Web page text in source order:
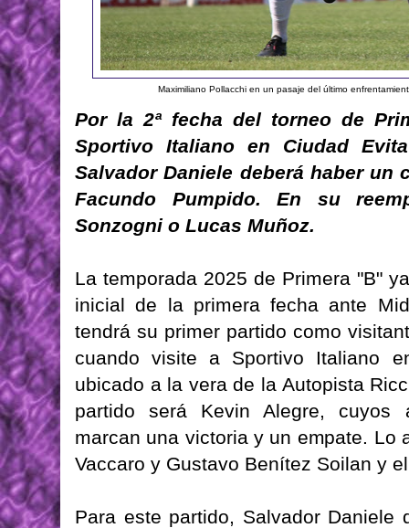
Maximiliano Pollacchi en un pasaje del último
Por la 2ª fecha del torneo de
Sportivo Italiano en Ciudad
Salvador Daniele deberá haber
Facundo Pumpido. En su
Sonzogni o Lucas Muñoz.
La temporada 2025 de Primera "B"
inicial de la primera fecha ante
tendrá su primer partido como
cuando visite a Sportivo Italiano
ubicado a la vera de la Autopista
partido será Kevin Alegre, cuyos
marcan una victoria y un empate. Lo
Vaccaro y Gustavo Benítez Soilan y
Para este partido, Salvador Daniele